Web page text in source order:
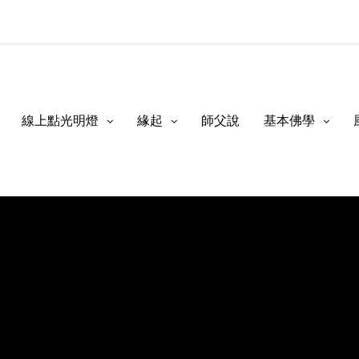
線上點光明燈 緣起 師父說 基本佛學